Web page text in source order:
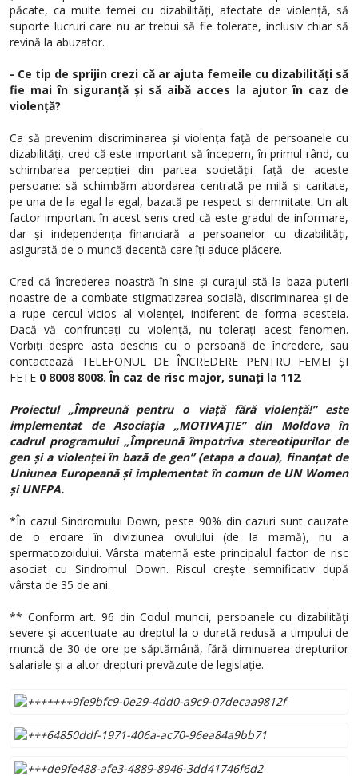
păcate, ca multe femei cu dizabilități, afectate de violență, să
suporte lucruri care nu ar trebui să fie tolerate, inclusiv chiar să
revină la abuzator.
- Ce tip de sprijin crezi că ar ajuta femeile cu dizabilități să
fie mai în siguranță și să aibă acces la ajutor în caz de
violență?
Ca să prevenim discriminarea și violența față de persoanele cu
dizabilități, cred că este important să începem, în primul rând, cu
schimbarea percepției din partea societății față de aceste
persoane: să schimbăm abordarea centrată pe milă și caritate,
pe una de la egal la egal, bazată pe respect și demnitate. Un alt
factor important în acest sens cred că este gradul de informare,
dar și independența financiară a persoanelor cu dizabilități,
asigurată de o muncă decentă care îți aduce plăcere.
Cred că încrederea noastră în sine și curajul stă la baza puterii
noastre de a combate stigmatizarea socială, discriminarea și de
a rupe cercul vicios al violenței, indiferent de forma acesteia.
Dacă vă confruntați cu violență, nu tolerați acest fenomen.
Vorbiți despre asta deschis cu o persoană de încredere, sau
contactează TELEFONUL DE ÎNCREDERE PENTRU FEMEI ȘI
FETE 0 8008 8008. În caz de risc major, sunați la 112.
Proiectul „Împreună pentru o viață fără violență!” este
implementat de Asociația „MOTIVAȚIE” din Moldova în
cadrul programului „Împreună împotriva stereotipurilor de
gen și a violenței în bază de gen” (etapa a doua), finanțat de
Uniunea Europeană și implementat în comun de UN Women
și UNFPA.
*În cazul Sindromului Down, peste 90% din cazuri sunt cauzate
de o eroare în diviziunea ovulului (de la mamă), nu a
spermatozoidului. Vârsta maternă este principalul factor de risc
asociat cu Sindromul Down. Riscul crește semnificativ după
vârsta de 35 de ani.
** Conform art. 96 din Codul muncii, persoanele cu dizabilităţi
severe şi accentuate au dreptul la o durată redusă a timpului de
muncă de 30 de ore pe săptămână, fără diminuarea drepturilor
salariale şi a altor drepturi prevăzute de legislație.